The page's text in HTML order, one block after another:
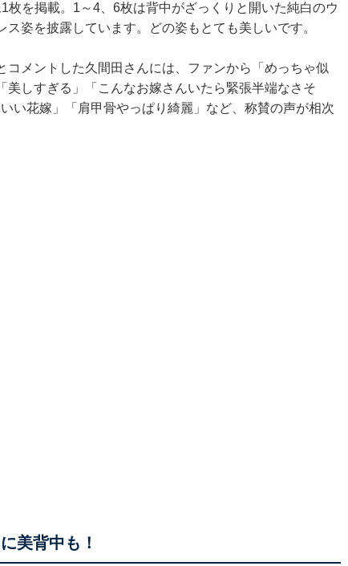
枚を掲載。1～4、6枚は背中がざっくりと開いた純白のウ
姿を披露しています。どの姿もとても美しいです。
メントした久間田さんには、ファンから「めっちゃ似
しすぎる」「こんなお嫁さんいたら緊張半端なさそ
い花嫁」「肩甲骨やっぱり綺麗」など、称賛の声が相次
美背中も！